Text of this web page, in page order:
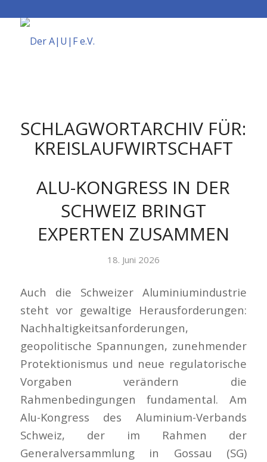
SCHLAGWORTARCHIV FÜR:
KREISLAUFWIRTSCHAFT
ALU-KONGRESS IN DER
SCHWEIZ BRINGT
EXPERTEN ZUSAMMEN
18. Juni 2026
Auch die Schweizer Aluminiumindustrie
steht vor gewaltige Herausforderungen:
Nachhaltigkeitsanforderungen,
geopolitische Spannungen, zunehmender
Protektionismus und neue regulatorische
Vorgaben verändern die
Rahmenbedingungen fundamental. Am
Alu-Kongress des Aluminium-Verbands
Schweiz, der im Rahmen der
Generalversammlung in Gossau (SG)